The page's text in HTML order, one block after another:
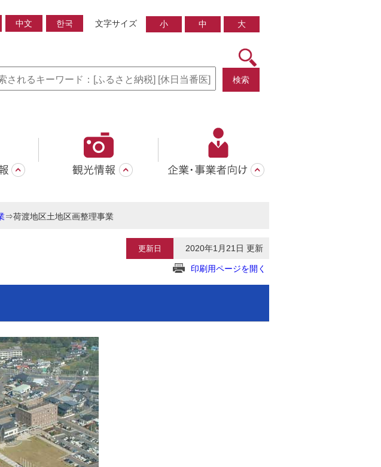
中文 한국 文字サイズ 小 中 大
検索
⇒荷渡地区土地区画整理事業
更新日 2020年1月21日 更新
印刷用ページを開く